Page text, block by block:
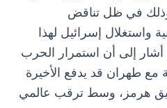
في ظل تناقض
واستغلال إسرائيل لهذا
أشار إلى أن استمرار الحرب
مع طهران قد يدفع الأخيرة
هرمز، وسط ترقب عالمي